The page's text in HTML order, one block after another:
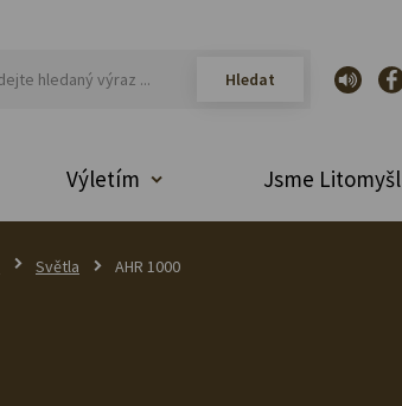
Výletím Jsme Litomyšl
Světla AHR 1000